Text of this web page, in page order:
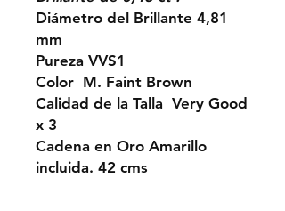
Diámetro del Brillante 4,81
mm
Pureza VVS1
Color M. Faint Brown
Calidad de la Talla Very Good
x 3
Cadena en Oro Amarillo
incluida. 42 cms